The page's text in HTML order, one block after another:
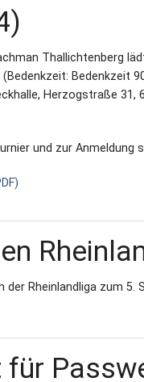
Thallichtenberg
Bedenkzeit
Herzogstraße
und zur Anmeldung
der Rheinlandliga zum 5.
für